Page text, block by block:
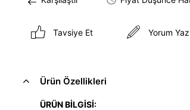
Tavsiye Et Yorum Yaz
Ürün Özellikleri
ÜRÜN BİLGİSİ: